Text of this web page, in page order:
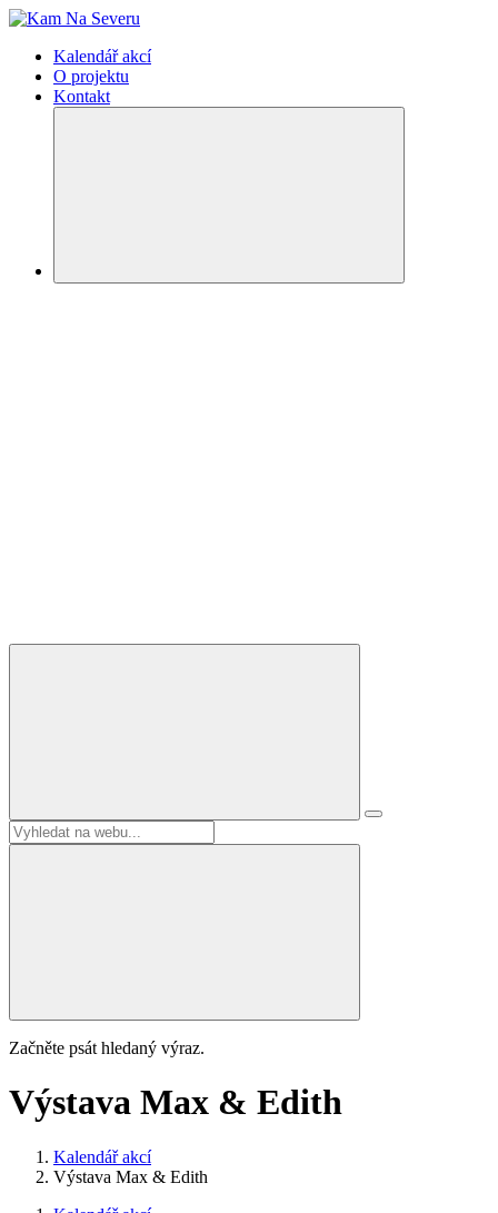
Kalendář akcí
O projektu
Kontakt
Začněte psát hledaný výraz.
Výstava Max & Edith
Kalendář akcí
Výstava Max & Edith